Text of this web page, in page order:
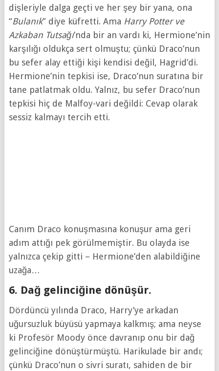
dişleriyle dalga geçti ve her şey bir yana, ona
“Bulanık” diye küfretti. Ama Harry Potter ve
Azkaban Tutsağı’nda bir an vardı ki, Hermione’nin
karşılığı oldukça sert olmuştu; çünkü Draco’nun
bu sefer alay ettiği kişi kendisi değil, Hagrid’di.
Hermione’nin tepkisi ise, Draco’nun suratına bir
tane patlatmak oldu. Yalnız, bu sefer Draco’nun
tepkisi hiç de Malfoy-vari değildi: Cevap olarak
sessiz kalmayı tercih etti.
Canım Draco konuşmasına konuşur ama geri
adım attığı pek görülmemiştir. Bu olayda ise
yalnızca çekip gitti – Hermione’den alabildiğine
uzağa…
6. Dağ gelinciğine dönüşür.
Dördüncü yılında Draco, Harry’ye arkadan
uğursuzluk büyüsü yapmaya kalkmış; ama neyse
ki Profesör Moody önce davranıp onu bir dağ
gelinciğine dönüştürmüştü. Harikulade bir andı;
çünkü Draco’nun o sivri suratı, sahiden de bir